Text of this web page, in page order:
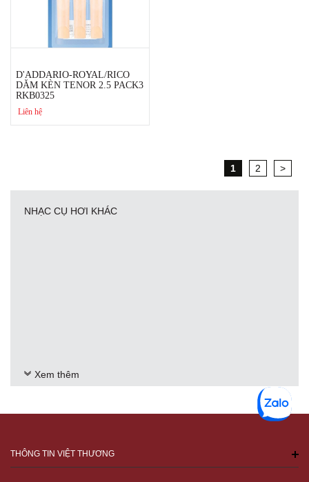
D'ADDARIO-ROYAL/RICO
DĂM KÈN TENOR 2.5 PACK3
RKB0325
Liên hệ
1 2 >
NHẠC CỤ HƠI KHÁC
Xem thêm
THÔNG TIN VIỆT THƯƠNG